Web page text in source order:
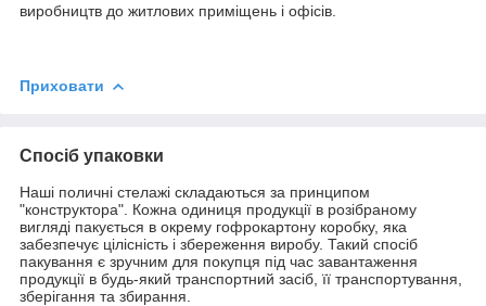
виробництв до житлових приміщень і офісів.
Приховати
Спосіб упаковки
Наші поличні стелажі складаються за принципом
"конструктора". Кожна одиниця продукції в розібраному
вигляді пакується в окрему гофрокартону коробку, яка
забезпечує цілісність і збереження виробу. Такий спосіб
пакування є зручним для покупця під час завантаження
продукції в будь-який транспортний засіб, її транспортування,
зберігання та збирання.